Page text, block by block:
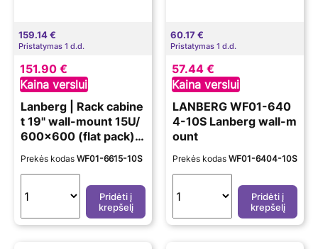
159.14 €
Pristatymas 1 d.d.
151.90 €
Kaina verslui
Lanberg | Rack cabine
t 19" wall-mount 15U/
600x600 (flat pack)
1-6615-10S | Grey
Prekės kodas WF01-6615-10S
Pridėti į
krepšelį
60.17 €
Pristatymas 1 d.d.
57.44 €
Kaina verslui
LANBERG WF01-640
4-10S Lanberg wall-m
ount
Prekės kodas WF01-6404-10S
Pridėti į
krepšelį